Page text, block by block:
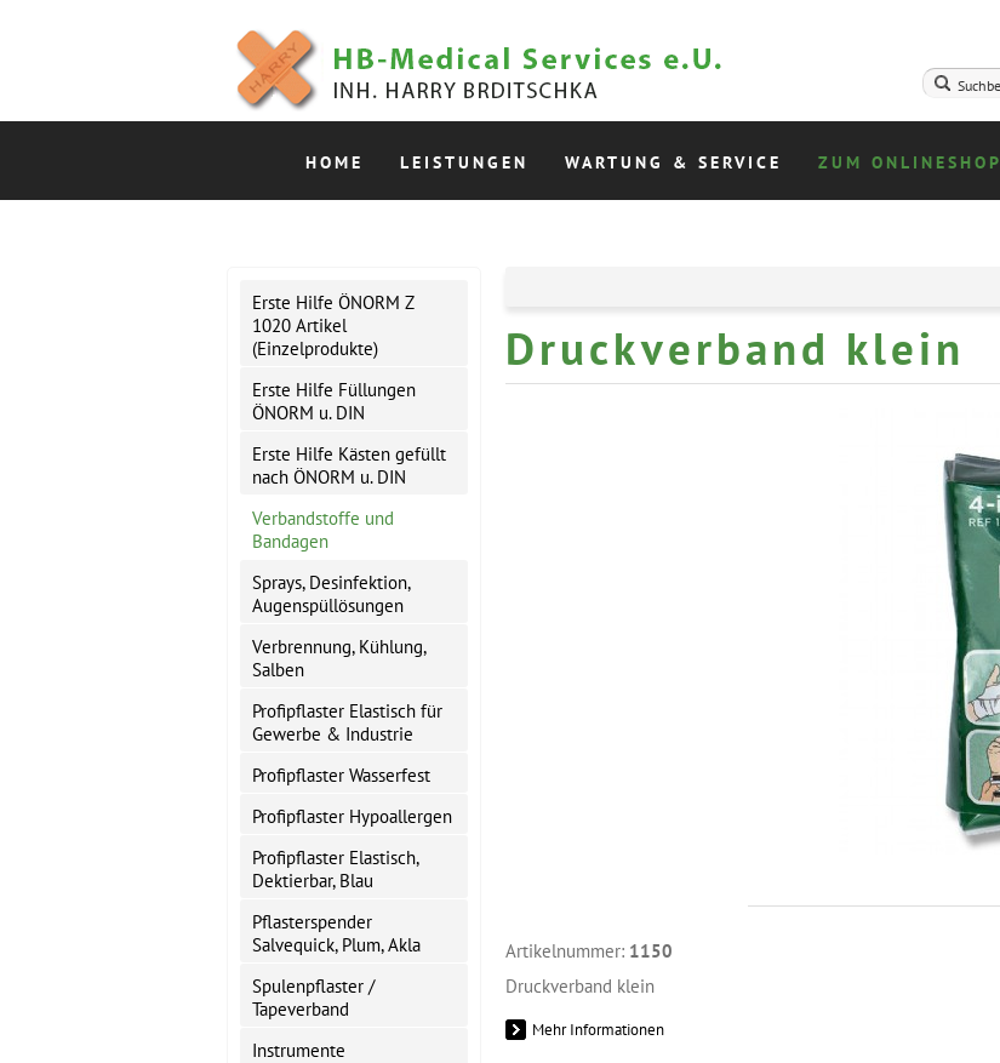
HOME LEISTUNGEN WARTUNG & SERVICE ZUM ONLINESHOP
Erste Hilfe ÖNORM Z
1020 Artikel
(Einzelprodukte)
Erste Hilfe Füllungen
ÖNORM u. DIN
Erste Hilfe Kästen gefüllt
nach ÖNORM u. DIN
Verbandstoffe und
Bandagen
Sprays, Desinfektion,
Augenspüllösungen
Verbrennung, Kühlung,
Salben
Profipflaster Elastisch für
Gewerbe & Industrie
Profipflaster Wasserfest
Profipflaster Hypoallergen
Profipflaster Elastisch,
Dektierbar, Blau
Pflasterspender
Salvequick, Plum, Akla
Spulenpflaster /
Tapeverband
Instrumente
Druckverband klein
Artikelnummer: 1150
Druckverband klein
Mehr Informationen